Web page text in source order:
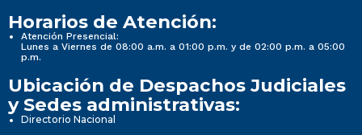
Horarios de Atención:
Atención Presencial:
Lunes a Viernes de 08:00 a.m. a 01:00 p.m. y de 02:00 p.m. a 05:00
p.m.
Ubicación de Despachos Judiciales
y Sedes administrativas:
Directorio Nacional